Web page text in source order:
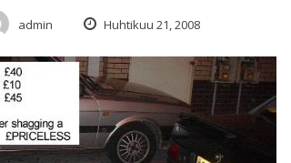
admin Huhtikuu 21, 2008